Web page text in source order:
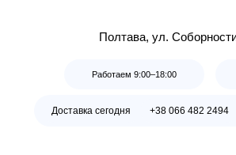
Полтава, ул.
Работаем 9:00–18:00
Доставка сегодня +38 066 482 2494